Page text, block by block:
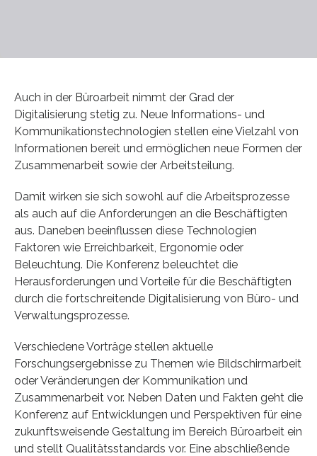
Auch in der Büroarbeit nimmt der Grad der
Digitalisierung stetig zu. Neue Informations- und
Kommunikationstechnologien stellen eine Vielzahl von
Informationen bereit und ermöglichen neue Formen der
Zusammenarbeit sowie der Arbeitsteilung.
Damit wirken sie sich sowohl auf die Arbeitsprozesse
als auch auf die Anforderungen an die Beschäftigten
aus. Daneben beeinflussen diese Technologien
Faktoren wie Erreichbarkeit, Ergonomie oder
Beleuchtung. Die Konferenz beleuchtet die
Herausforderungen und Vorteile für die Beschäftigten
durch die fortschreitende Digitalisierung von Büro- und
Verwaltungsprozesse.
Verschiedene Vorträge stellen aktuelle
Forschungsergebnisse zu Themen wie Bildschirmarbeit
oder Veränderungen der Kommunikation und
Zusammenarbeit vor. Neben Daten und Fakten geht die
Konferenz auf Entwicklungen und Perspektiven für eine
zukunftsweisende Gestaltung im Bereich Büroarbeit ein
und stellt Qualitätsstandards vor. Eine abschließende